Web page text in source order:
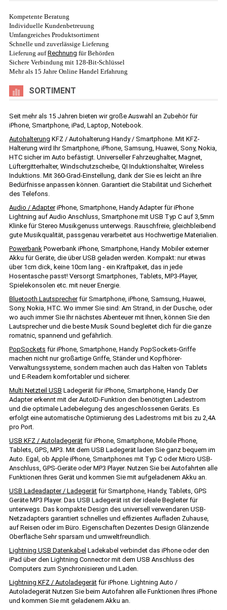
Kompetente Beratung
Individuelle Kundenbetreuung
Umfangreiches Produktsortiment
Schnelle und zuverlässige Lieferung
Lieferung aufRechnung für Behörden
Sichere Verbindung mit 128-Bit-Schlüssel
Mehr als 15 Jahre Online Handel Erfahrung
SORTIMENT
Seit mehr als 15 Jahren bieten wir große Auswahl an Zubehör für
iPhone, Smartphone, iPad, Laptop, Notebook.
Autohalterung KFZ / Autohalterung Handy / Smartphone. Mit KFZ-
Halterung wird Ihr Smartphone, iPhone, Samsung, Huawei, Sony, Nokia,
HTC sicher im Auto befästigt. Universeller Fahrzeughalter, Magnet,
Lüftergitterhalter, Windschutzscheibe, QI Induktionshalter, Wireless
Induktions. Mit 360-Grad-Einstellung, dank der Sie es leicht an Ihre
Bedürfnisse anpassen können. Garantiert die Stabilität und Sicherheit
des Telefons.
Audio / AdapteriPhone, Smartphone, Handy Adapter für iPhone
Lightning auf Audio Anschluss, Smartphone mit USB Typ C auf 3,5mm
Klinke für Stereo Musikgenuss unterwegs. Rauschfreie, gleichbleibend
gute Musikqualität, passgenau verarbeitet aus Hochwertige Materialien.
Powerbank Powerbank iPhone, Smartphone, Handy. Mobiler externer
Akku für Geräte, die über USB geladen werden. Kompakt: nur etwas
über 1cm dick, keine 10cm lang - ein Kraftpaket, das in jede
Hosentasche passt! Versorgt Smartphones, Tablets, MP3-Player,
Spielekonsolen etc. mit neuer Energie.
Bluetooth Lautsprecherfür Smartphone, iPhone, Samsung, Huawei,
Sony, Nokia, HTC. Wo immer Sie sind: Am Strand, in der Dusche, oder
wo auch immer Sie Ihr nächstes Abenteuer mit Ihnen, können Sie den
Lautsprecher und die beste Musik Sound begleitet dich für die ganze
romatnic, spannend und gefährlich.
PopSockets für iPhone, Smartphone, Handy. PopSockets-Griffe
machen nicht nur großartige Griffe, Ständer und Kopfhörer-
Verwaltungssysteme, sondern machen auch das Halten von Tablets
und E-Readern komfortabler und sicherer.
Multi Netzteil USB Ladegerät für iPhone, Smartphone, Handy. Der
Adapter erkennt mit der AutoID-Funktion den benötigten Ladestrom
und die optimale Ladebelegung des angeschlossenen Geräts. Es
erfolgt eine automatische Optimierung des Ladestroms mit bis zu 2,4A
pro Port.
USB KFZ / Autoladegerät für iPhone, Smartphone, Mobile Phone,
Tablets, GPS, MP3. Mit dem USB Ladegerät laden Sie ganz bequem im
Auto. Egal, ob Apple iPhone, Smartphones mit Typ C oder Micro USB-
Anschluss, GPS-Geräte oder MP3 Player. Nutzen Sie bei Autofahrten alle
Funktionen Ihres Gerät und kommen Sie mit aufgeladenem Akku an.
USB Ladeadapter / Ladegerät für Smartphone, Handy, Tablets, GPS
Geräte MP3 Player. Das USB Ladegerät ist der ideale Begleiter für
unterwegs. Das kompakte Design des universell verwendaren USB-
Netzadapters garantiert schnelles und effizientes Aufladen Zuhause,
auf Reisen oder im Büro. Eigenschaften Dezentes Design Glänzende
Oberfläche Sehr sparsam und umweltfreundlich.
Lightning USB Datenkabel Ladekabel verbindet das iPhone oder den
iPad über den Lightning Connector mit dem USB Anschluss des
Computers zum Synchronisieren und Laden.
Lightning KFZ / Autoladegerät für iPhone. Lightning Auto /
Autoladegerät Nutzen Sie beim Autofahren alle Funktionen Ihres iPhone
und kommen Sie mit geladenem Akku an.